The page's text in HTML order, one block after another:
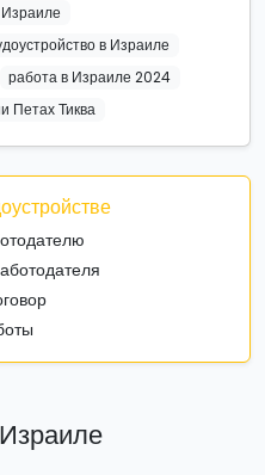
Израиле
в Израиле
работа в Израиле 2024
Петах Тиква